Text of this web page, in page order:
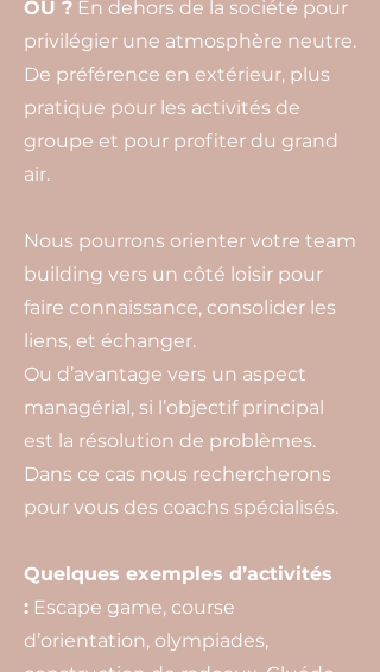
OÙ ? En dehors de la société pour
privilégier une atmosphère neutre.
De préférence en extérieur, plus
pratique pour les activités de
groupe et pour profiter du grand
air.
Nous pourrons orienter votre team
building vers un côté loisir pour
faire connaissance, consolider les
liens, et échanger.
Ou d’avantage vers un aspect
managérial, si l’objectif principal
est la résolution de problèmes.
Dans ce cas nous rechercherons
pour vous des coachs spécialisés.
Quelques exemples d’activités
: Escape game, course
d’orientation, olympiades,